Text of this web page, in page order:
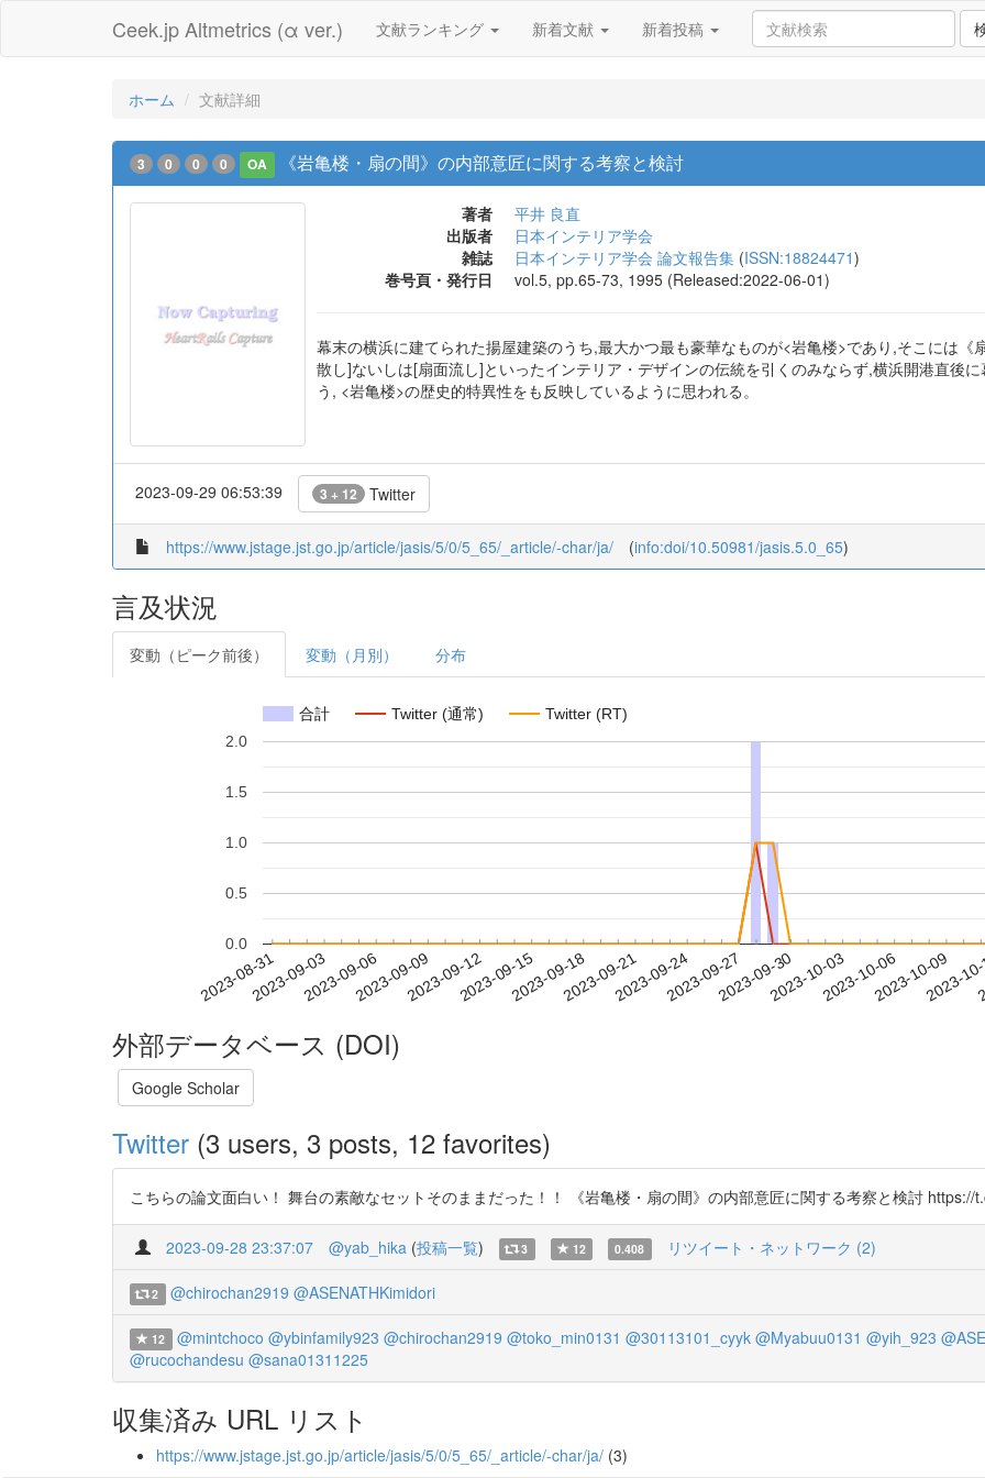
Ceek.jp Altmetrics (α ver.) 文献ランキング 新着文献 新着投稿
ホーム 文献詳細
3 0 0 0 OA 《岩亀楼・扇の間》の内部意匠に関する考察と検討
著者
平井 良直
出版者
日本インテリア学会
雑誌
日本インテリア学会 論文報告集 (ISSN:18824471)
巻号頁・発行日
vol.5, pp.65-73, 1995 (Released:2022-06-01)
幕末の横浜に建てられた揚屋建築のうち,最大かつ最も豪華なものが<岩亀楼>であり,そこには
散し]ないしは[扇面流し]といったインテリア・デザインの伝統を引くのみならず,横浜開港直後
う, <岩亀楼>の歴史的特異性をも反映しているように思われる。
2023-09-29 06:53:39 3 + 12 Twitter
https://www.jstage.jst.go.jp/article/jasis/5/0/5_65/_article/-char/ja/ (info:doi/10.50981/jasis.5.0_65)
言及状況
変動（ピーク前後） 変動（月別） 分布
合計 Twitter (通常) Twitter (RT)
2023-08-312023-09-032023-09-062023-09-092023-09-122023-09-152023-09-182023-09-212023-09-242023-09-272023-09-302023-10-032023-10-062023-10-09
2023-
0.0
0.5
1.0
1.5
2.0
外部データベース (DOI)
Google Scholar
Twitter (3 users, 3 posts, 12 favorites)
こちらの論文面白い！ 舞台の素敵なセットそのままだった！！ 《岩亀楼・扇の間》の内部意匠に関する考察と検討 https://
2023-09-28 23:37:07 @yab_hika (投稿一覧) 3 12 0.408 リツイート・ネットワーク (2)
2 @chirochan2919 @ASENATHKimidori
12 @mintchoco @ybinfamily923 @chirochan2919 @toko_min0131 @30113101_cyyk @Myabuu0131 @yih_923
@rucochandesu @sana01311225
収集済み URL リスト
https://www.jstage.jst.go.jp/article/jasis/5/0/5_65/_article/-char/ja/ (3)